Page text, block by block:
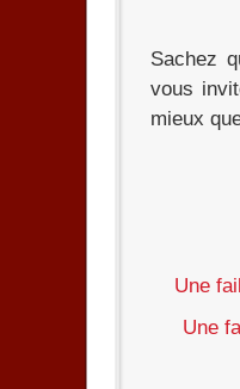
Sachez
vous
mieux
Une
Une